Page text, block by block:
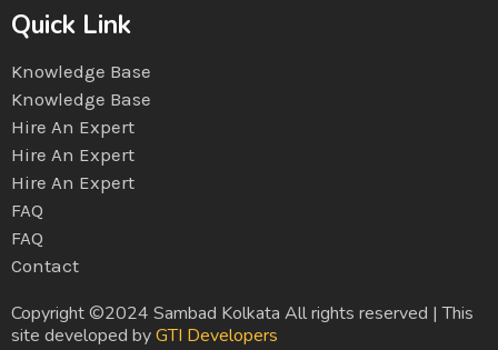
Quick Link
Knowledge Base
Knowledge Base
Hire An Expert
Hire An Expert
Hire An Expert
FAQ
FAQ
Contact
Copyright ©2024 Sambad Kolkata All rights reserved | This
site developed byGTI Developers